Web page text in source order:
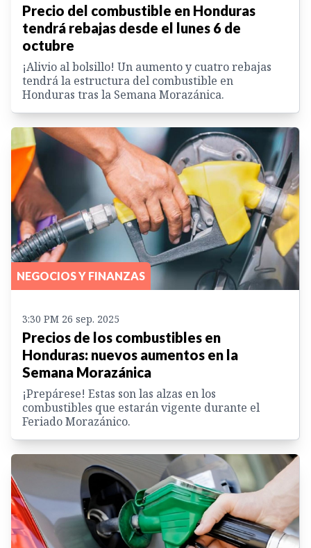
Precio del combustible en Honduras
tendrá rebajas desde el lunes 6 de
octubre
¡Alivio al bolsillo! Un aumento y cuatro rebajas
tendrá la estructura del combustible en
Honduras tras la Semana Morazánica.
NEGOCIOS Y FINANZAS
3:30 PM 26 sep. 2025
Precios de los combustibles en
Honduras: nuevos aumentos en la
Semana Morazánica
¡Prepárese! Estas son las alzas en los
combustibles que estarán vigente durante el
Feriado Morazánico.